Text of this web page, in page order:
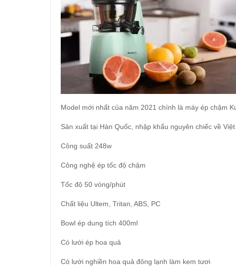
Model mới nhất của năm 2021 chính là máy ép chậm
Sản xuất tại Hàn Quốc, nhập khẩu nguyên chiếc về
Công suất 248w
Công nghệ ép tốc độ chậm
Tốc độ 50 vòng/phút
Chất liệu Ultem, Tritan, ABS, PC
Bowl ép dung tích 400ml
Có lưới ép hoa quả
Có lưới nghiền hoa quả đông lạnh làm kem tươi